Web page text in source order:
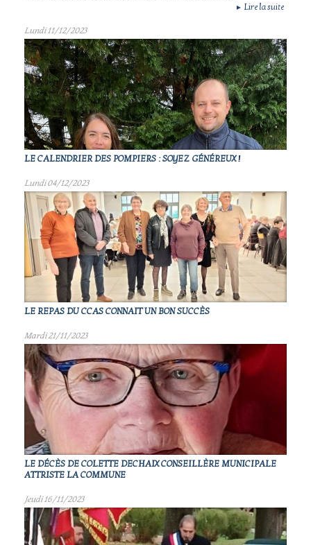
► Lire la suite
Lundi 11/12/2023
LE CALENDRIER DES POMPIERS : SOYEZ GÉNÉREUX !
Lundi 04/12/2023
LE REPAS DU CCAS CONNAIT UN BON SUCCÈS
Mardi 21/11/2023
LE DÉCÈS DE COLETTE DECHAIX CONSEILLÈRE MUNICIPALE
ATTRISTE LA COMMUNE
Jeudi 16/11/2023